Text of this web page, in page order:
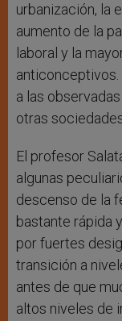
urbanización, la
aumento de la
laboral y la
anticonceptivos.
a las
otras
El profesor
algunas
descenso de la
bastante rápida
por fuertes
transición a
antes de que
altos niveles de